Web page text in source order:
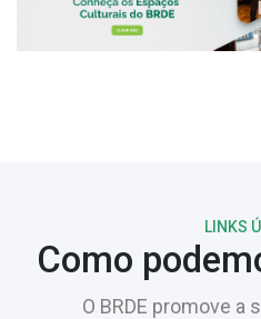
LINKS
Como
O BRDE promove a